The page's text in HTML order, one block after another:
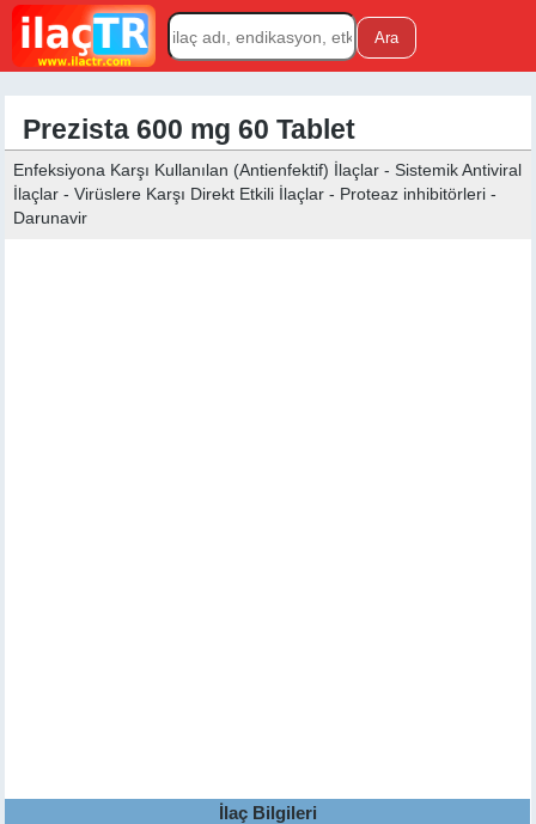
Prezista 600 mg 60 Tablet
Enfeksiyona Karşı Kullanılan (Antienfektif) İlaçlar - Sistemik Antiviral
İlaçlar - Virüslere Karşı Direkt Etkili İlaçlar - Proteaz inhibitörleri -
Darunavir
İlaç Bilgileri